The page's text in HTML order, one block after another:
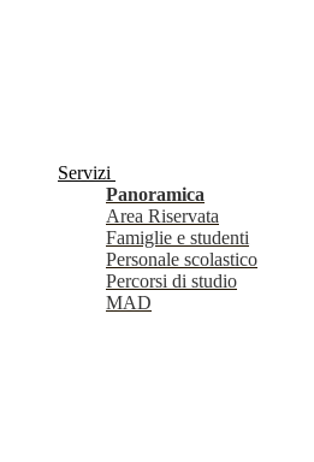
Servizi
Panoramica
Area Riservata
Famiglie e studenti
Personale scolastico
Percorsi di studio
MAD